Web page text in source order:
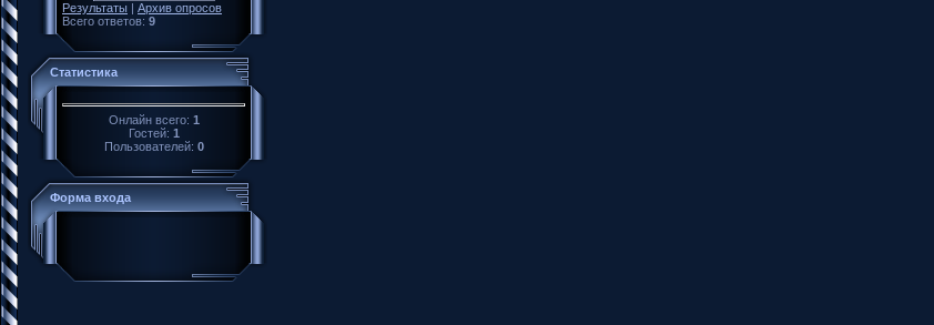
Результаты | Архив опросов
Всего ответов: 9
Статистика
Онлайн всего: 1
Гостей: 1
Пользователей: 0
Форма входа